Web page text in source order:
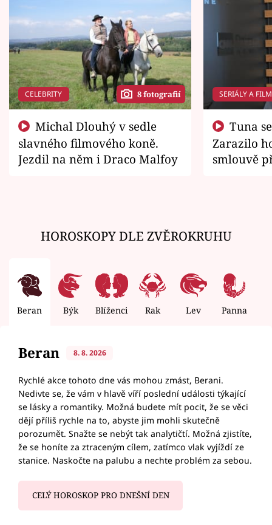
CELEBRITY 8 fotografií
slavného filmového koně.
Jezdil na něm i Draco Malfoy
SERIÁLY A
Zarazilo
smlouvě
HOROSKOPY DLE ZVĚROKRUHU
Beran Býk Blíženci Rak Lev Panna
Beran 8. 8. 2026
Rychlé akce tohoto dne vás mohou zmást, Berani.
Nedivte se, že vám v hlavě víří poslední události týkající
se lásky a romantiky. Možná budete mít pocit, že se věci
dějí příliš rychle na to, abyste jim mohli skutečně
porozumět. Snažte se nebýt tak analytičtí. Možná zjistíte,
že se honíte za ztraceným cílem, zatímco vlak vyjíždí ze
stanice. Naskočte na palubu a nechte problém za sebou.
CELÝ HOROSKOP PRO DNEŠNÍ DEN